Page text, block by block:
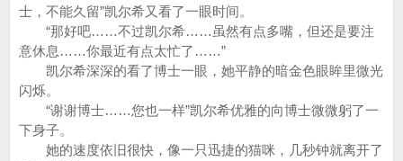
士，不能久留”凯尔希又看了一眼时间。
“那好吧……不过凯尔希……虽然有点多嘴，但还是要注
意休息……你最近有点太忙了……”
凯尔希深深的看了博士一眼，她平静的暗金色眼眸里微光
闪烁。
“谢谢博士……您也一样”凯尔希优雅的向博士微微躬了一
下身子。
她的速度依旧很快，像一只迅捷的猫咪，几秒钟就离开了